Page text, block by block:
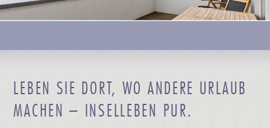
LEBEN SIE DORT, WO ANDERE URLAUB
MACHEN – INSELLEBEN PUR.